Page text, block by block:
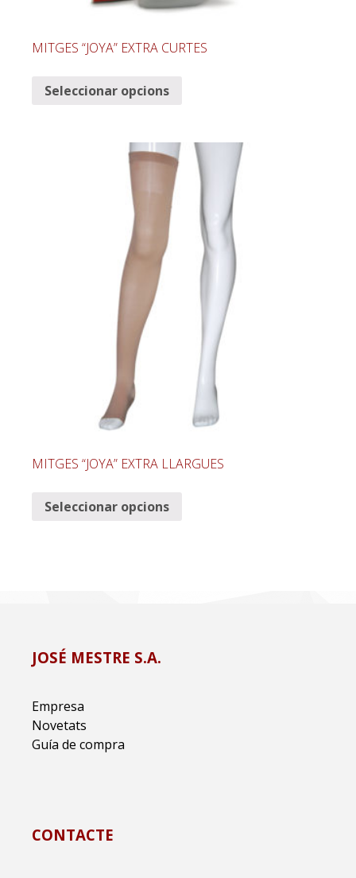
MITGES “JOYA” EXTRA CURTES
Seleccionar opcions
MITGES “JOYA” EXTRA LLARGUES
Seleccionar opcions
JOSÉ MESTRE S.A.
Empresa
Novetats
Guía de compra
CONTACTE